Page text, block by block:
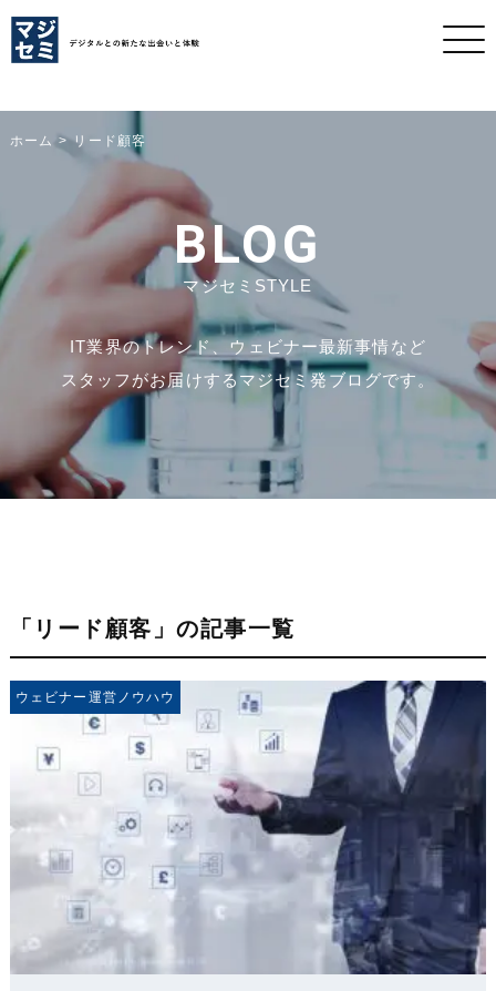
ホーム リード顧客
BLOG
マジセミSTYLE
IT業界のトレンド、ウェビナー最新事情など
スタッフがお届けするマジセミ発ブログです。
「リード顧客」の記事一覧
ウェビナー運営ノウハウ